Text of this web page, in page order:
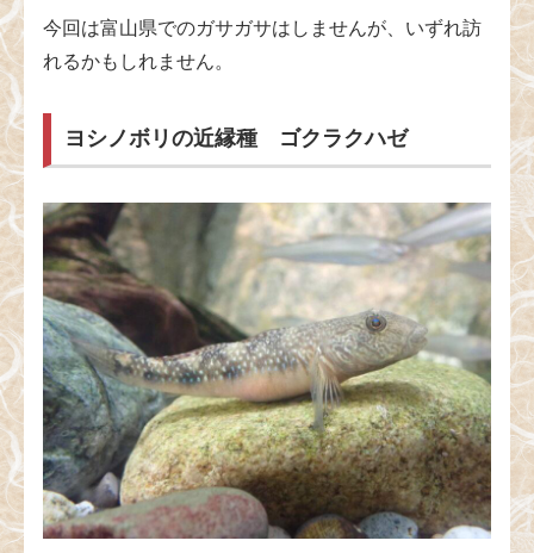
今回は富山県でのガサガサはしませんが、いずれ訪
れるかもしれません。
ヨシノボリの近縁種 ゴクラクハゼ